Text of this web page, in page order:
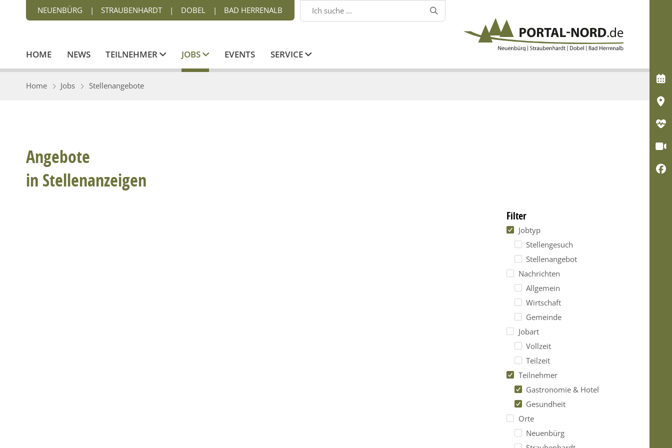
NEUENBÜRG | STRAUBENHARDT | DOBEL | BAD HERRENALB 
HOME NEWS TEILNEHMER JOBS EVENTS SERVICE
Home Jobs Stellenangebote
Angebote
in Stellenanzeigen
Filter
Jobtyp
Stellengesuch
Stellenangebot
Nachrichten
Allgemein
Wirtschaft
Gemeinde
Jobart
Vollzeit
Teilzeit
Teilnehmer
Gastronomie & Hotel
Gesundheit
Orte
Neuenbürg




